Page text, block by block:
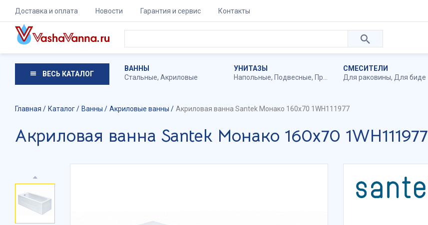
Доставка и оплата Новости Гарантия и сервис Контакты
ВЕСЬ КАТАЛОГ
ВАННЫ
Стальные, Акриловые
УНИТАЗЫ
Напольные, Подвесные, Приставные
СМЕСИТЕЛИ
Для раковины, Для биде
Главная Каталог Ванны Акриловые ванны Акриловая ванна Santek Монако 160х70 1WH111977
Акриловая ванна Santek Монако 160х70 1WH111977